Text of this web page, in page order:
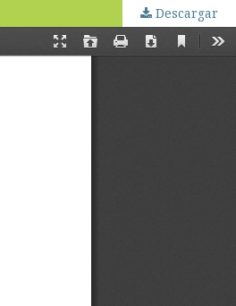
Descargar